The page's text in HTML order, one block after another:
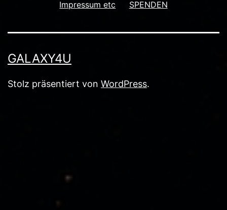
Impressum etc SPENDEN
GALAXY4U
Stolz präsentiert von WordPress.